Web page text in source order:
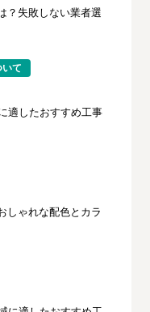
？失敗しない業者選
て
適したおすすめ工事
しゃれな配色とカラ